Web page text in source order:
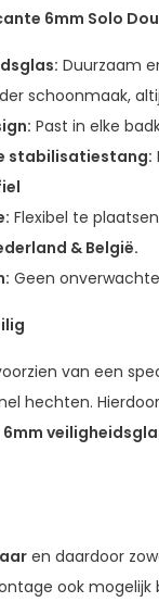
6mm Solo
Duurzaam
schoonmaak,
Past in elke
stabilisatiestang:
Flexibel te
& België.
Geen
van een
hechten.
6mm
en daardoor
ook